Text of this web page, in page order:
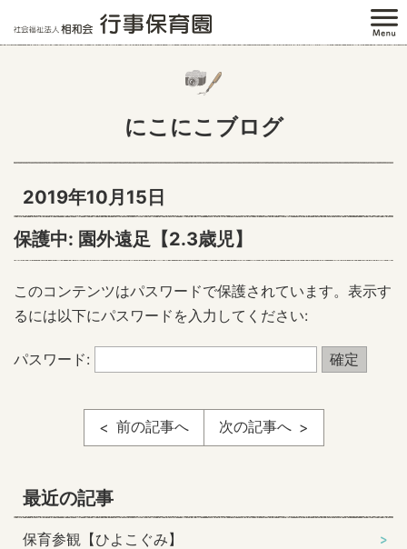
にこにこブログ
2019年10月15日
保護中: 園外遠足【2.3歳児】
このコンテンツはパスワードで保護されています。表示す
るには以下にパスワードを入力してください:
パスワード:
前の記事へ 次の記事へ
最近の記事
保育参観【ひよこぐみ】